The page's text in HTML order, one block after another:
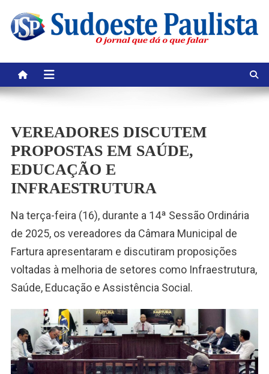
content
VEREADORES DISCUTEM
PROPOSTAS EM SAÚDE,
EDUCAÇÃO E
INFRAESTRUTURA
Na terça-feira (16), durante a 14ª Sessão Ordinária
de 2025, os vereadores da Câmara Municipal de
Fartura apresentaram e discutiram proposições
voltadas à melhoria de setores como Infraestrutura,
Saúde, Educação e Assistência Social.